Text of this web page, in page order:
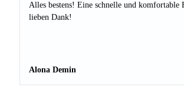
Alles bestens! Eine schnelle und komfortable
lieben Dank!
Alona Demin